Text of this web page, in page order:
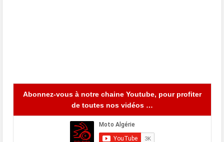
Abonnez-vous à notre chaine Youtube, pour profiter
de toutes nos vidéos …